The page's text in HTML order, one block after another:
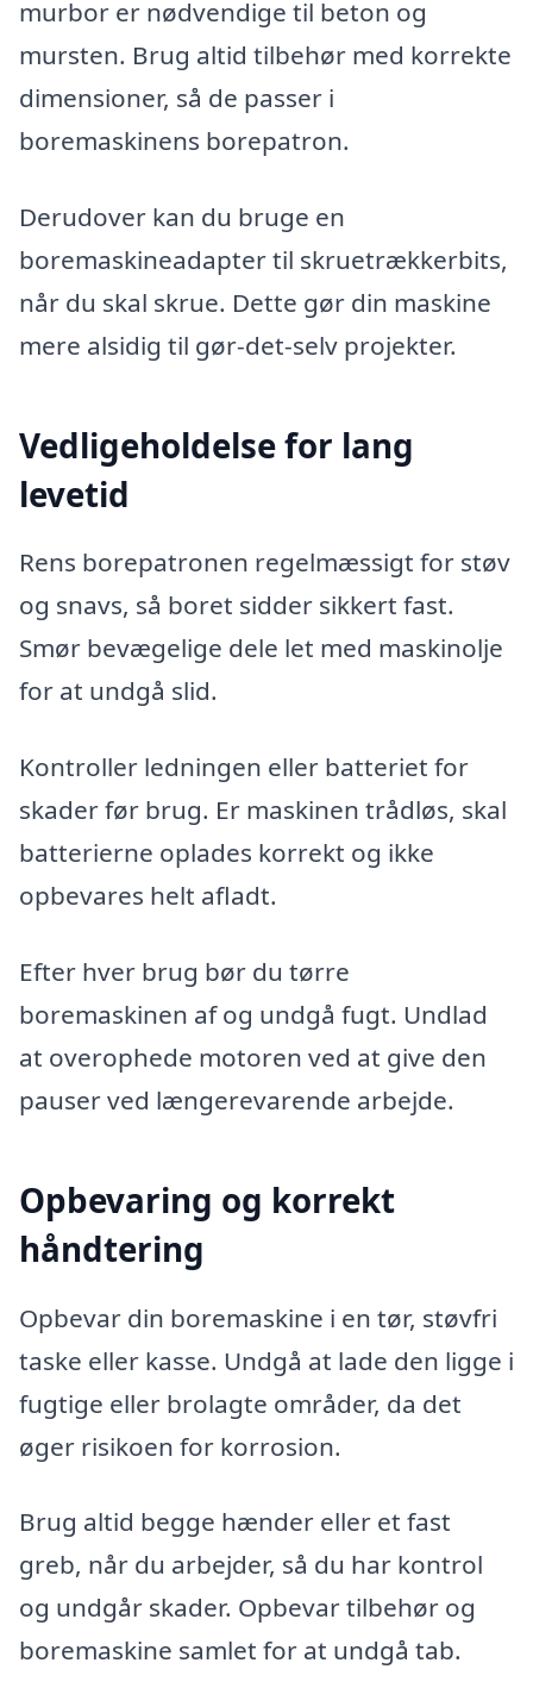
murbor er nødvendige til beton og
mursten. Brug altid tilbehør med korrekte
dimensioner, så de passer i
boremaskinens borepatron.
Derudover kan du bruge en
boremaskineadapter til skruetrækkerbits,
når du skal skrue. Dette gør din maskine
mere alsidig til gør-det-selv projekter.
Vedligeholdelse for lang
levetid
Rens borepatronen regelmæssigt for støv
og snavs, så boret sidder sikkert fast.
Smør bevægelige dele let med maskinolje
for at undgå slid.
Kontroller ledningen eller batteriet for
skader før brug. Er maskinen trådløs, skal
batterierne oplades korrekt og ikke
opbevares helt afladt.
Efter hver brug bør du tørre
boremaskinen af og undgå fugt. Undlad
at overophede motoren ved at give den
pauser ved længerevarende arbejde.
Opbevaring og korrekt
håndtering
Opbevar din boremaskine i en tør, støvfri
taske eller kasse. Undgå at lade den ligge i
fugtige eller brolagte områder, da det
øger risikoen for korrosion.
Brug altid begge hænder eller et fast
greb, når du arbejder, så du har kontrol
og undgår skader. Opbevar tilbehør og
boremaskine samlet for at undgå tab.